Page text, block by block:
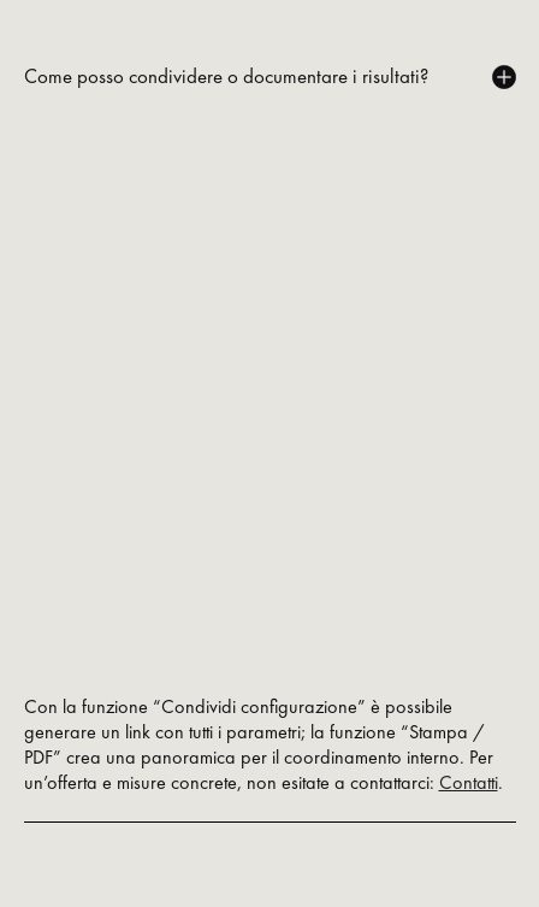
Come posso condividere o documentare i risultati?
Con la funzione “Condividi configurazione” è possibile
generare un link con tutti i parametri; la funzione “Stampa /
PDF” crea una panoramica per il coordinamento interno. Per
un’offerta e misure concrete, non esitate a contattarci: Contatti.